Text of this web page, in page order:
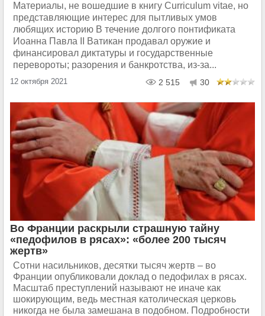
Материалы, не вошедшие в книгу Curriculum vitae, но
представляющие интерес для пытливых умов
любящих историю В течение долгого понтификата
Иоанна Павла II Ватикан продавал оружие и
финансировал диктатуры и государственные
перевороты; разорения и банкротства, из-за...
12 октября 2021 2 515 30
Во Франции раскрыли страшную тайну
«педофилов в рясах»: «более 200 тысяч
жертв»
Сотни насильников, десятки тысяч жертв – во
Франции опубликовали доклад о педофилах в рясах.
Масштаб преступлений называют не иначе как
шокирующим, ведь местная католическая церковь
никогда не была замешана в подобном. Подробности